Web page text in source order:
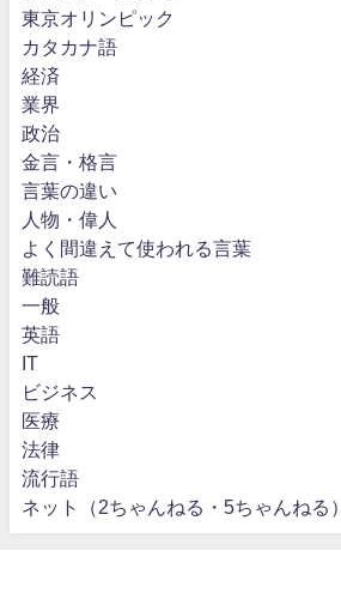
東京オリンピック
カタカナ語
経済
業界
政治
金言・格言
言葉の違い
人物・偉人
よく間違えて使われる言葉
難読語
一般
英語
IT
ビジネス
医療
法律
流行語
ネット（2ちゃんねる・5ちゃんねる）